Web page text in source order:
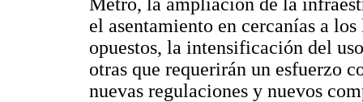
el asentamiento en cercanías a
opuestos, la intensificación del
otras que requerirán un esfuerzo
nuevas regulaciones y nuevos